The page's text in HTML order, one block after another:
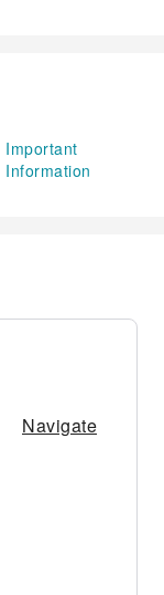
Important
Information
Navigate